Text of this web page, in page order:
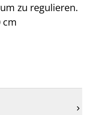
zu regulieren.
cm
